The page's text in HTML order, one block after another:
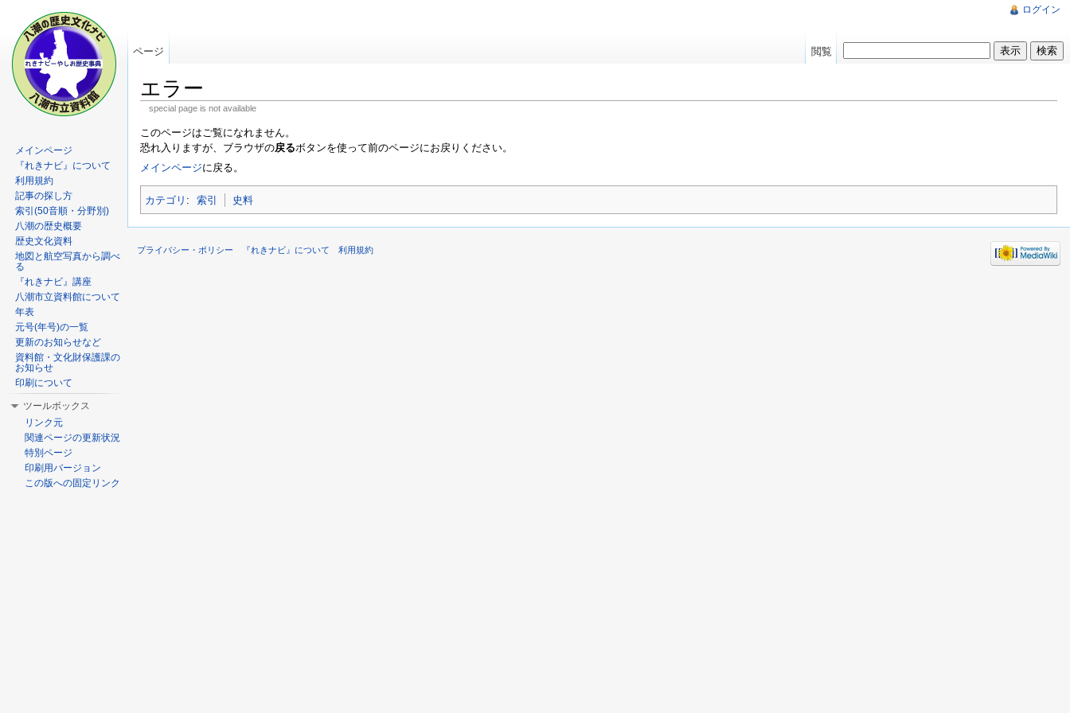
エラー
special page is not available
このページはご覧になれません。
恐れ入りますが、ブラウザの戻るボタンを使って前のページにお戻りください。
メインページに戻る。
カテゴリ : 索引 史料
ログイン
ページ 閲覧
メインページ
『れきナビ』について
利用規約
記事の探し方
索引(50音順・分野別)
八潮の歴史概要
歴史文化資料
地図と航空写真から調べ
る
『れきナビ』講座
八潮市立資料館について
年表
元号(年号)の一覧
更新のお知らせなど
資料館・文化財保護課の
お知らせ
印刷について
ツールボックス
リンク元
関連ページの更新状況
特別ページ
印刷用バージョン
この版への固定リンク
プライバシー・ポリシー 『れきナビ』について 利用規約